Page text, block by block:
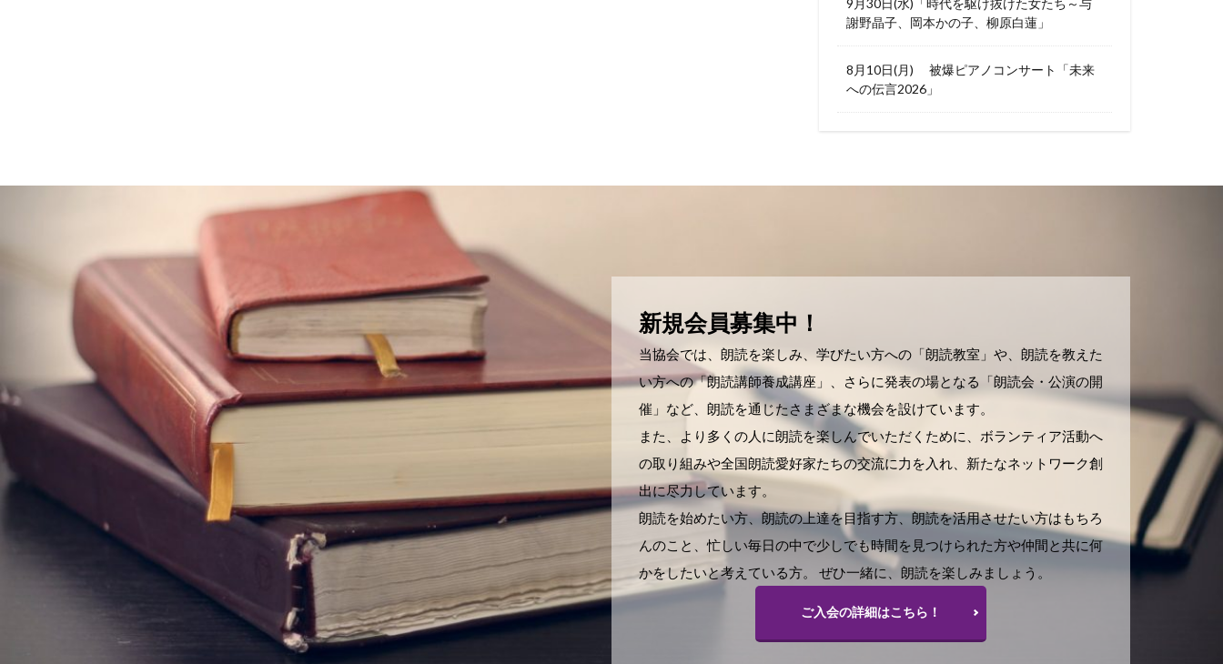
9月30日(水)「時代を駆け抜けた女たち～与
謝野晶子、岡本かの子、柳原白蓮」
8月10日(月) 被爆ピアノコンサート「未来
への伝言2026」
新規会員募集中！
当協会では、朗読を楽しみ、学びたい方への「朗読教室」や、朗読を教えた
い方への「朗読講師養成講座」、さらに発表の場となる「朗読会・公演の開
催」など、朗読を通じたさまざまな機会を設けています。
また、より多くの人に朗読を楽しんでいただくために、ボランティア活動へ
の取り組みや全国朗読愛好家たちの交流に力を入れ、新たなネットワーク創
出に尽力しています。
朗読を始めたい方、朗読の上達を目指す方、朗読を活用させたい方はもちろ
んのこと、忙しい毎日の中で少しでも時間を見つけられた方や仲間と共に何
かをしたいと考えている方。 ぜひ一緒に、朗読を楽しみましょう。
ご入会の詳細はこちら！